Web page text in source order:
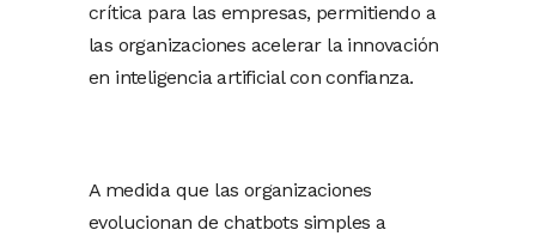
crítica para las empresas, permitiendo a
las organizaciones acelerar la innovación
en inteligencia artificial con confianza.
A medida que las organizaciones
evolucionan de chatbots simples a